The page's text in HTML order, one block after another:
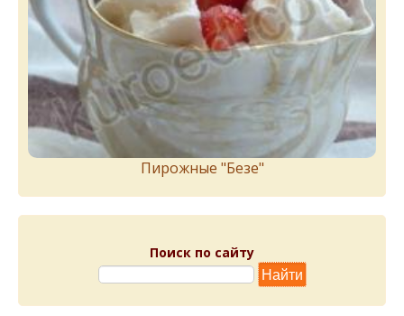
Пирожныe "Бeзe"
Поиск по сайту